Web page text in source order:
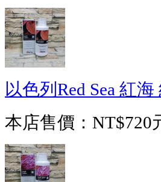
以色列Red Sea 紅
本店售價： NT$720